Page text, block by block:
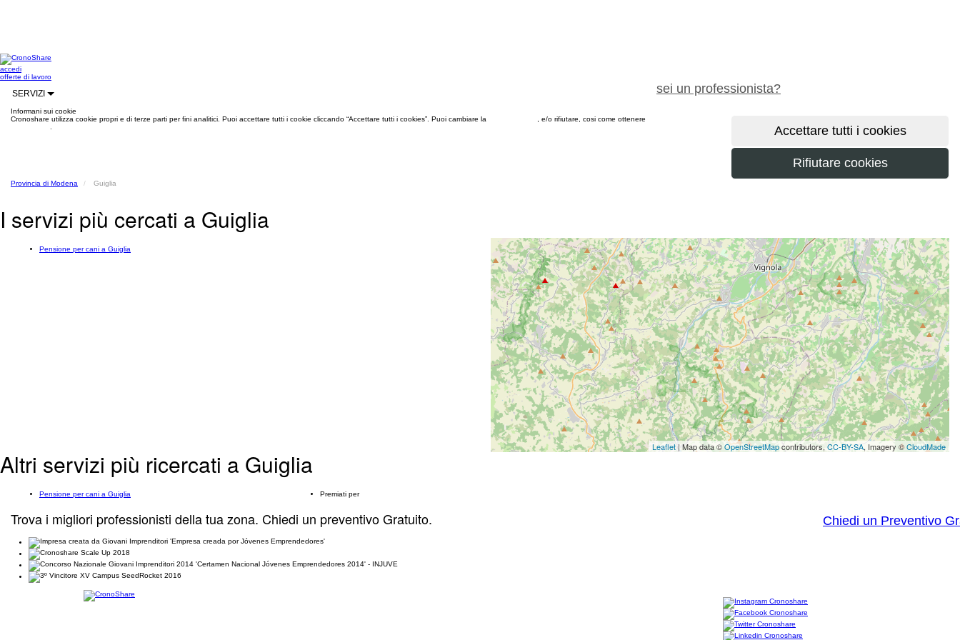
accedi
sei un professionista?
offerte di lavoro
SERVIZI
Informani sui cookie
Cronoshare utilizza cookie propri e di terze parti per fini analitici. Puoi accettare tutti i cookie cliccando “Accettare tutti i cookies”. Puoi cambiare la
, e/o rifiutare, cosi come ottenere
Provincia di Modena Guiglia
I servizi più cercati a Guiglia
Pensione per cani a Guiglia
Leaflet | Map data ©OpenStreetMapcontributors, CC-BY-SA, Imagery ©CloudMade
Altri servizi più ricercati a Guiglia
Pensione per cani a Guiglia
Trova i migliori professionisti della tua zona. Chiedi un preventivo Gratuito. Chiedi un Preventivo
Premiati per